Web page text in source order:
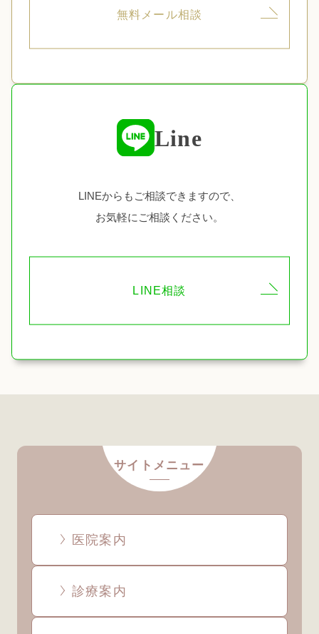
無料メール相談
Line
LINEからもご相談できますので、
お気軽にご相談ください。
LINE相談
サイトメニュー
医院案内
診療案内